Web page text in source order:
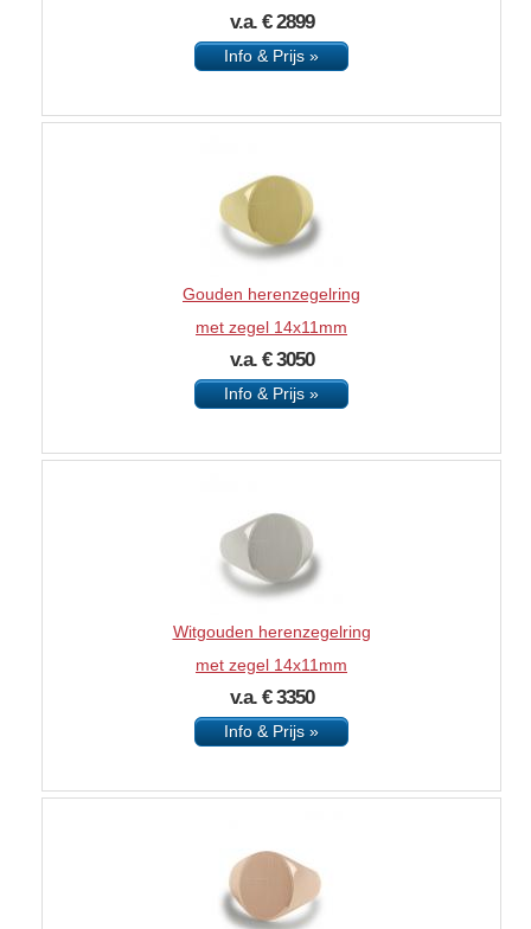
v.a. € 2899
Info & Prijs »
Gouden herenzegelring
met zegel 14x11mm
v.a. € 3050
Info & Prijs »
Witgouden herenzegelring
met zegel 14x11mm
v.a. € 3350
Info & Prijs »